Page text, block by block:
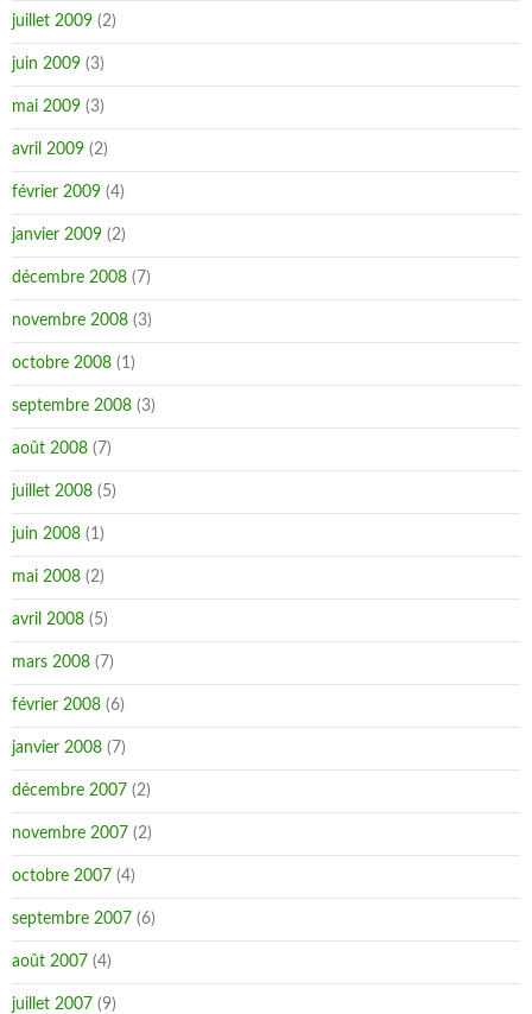
juillet 2009 (2)
juin 2009 (3)
mai 2009 (3)
avril 2009 (2)
février 2009 (4)
janvier 2009 (2)
décembre 2008 (7)
novembre 2008 (3)
octobre 2008 (1)
septembre 2008 (3)
août 2008 (7)
juillet 2008 (5)
juin 2008 (1)
mai 2008 (2)
avril 2008 (5)
mars 2008 (7)
février 2008 (6)
janvier 2008 (7)
décembre 2007 (2)
novembre 2007 (2)
octobre 2007 (4)
septembre 2007 (6)
août 2007 (4)
juillet 2007 (9)